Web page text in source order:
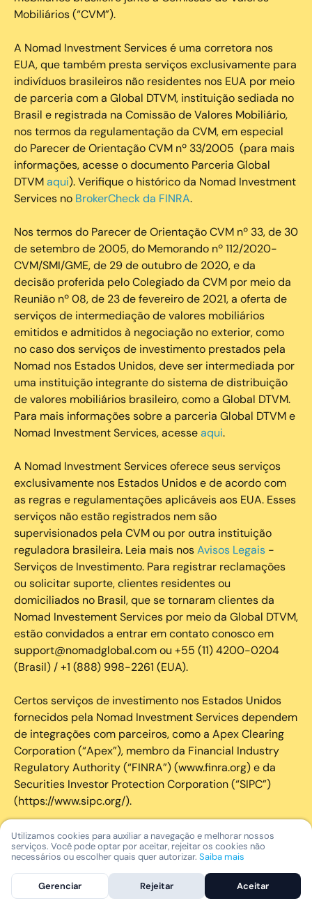
Mobiliários (“CVM”).
‍A Nomad Investment Services é uma corretora nos
EUA, que também presta serviços exclusivamente para
indivíduos brasileiros não residentes nos EUA por meio
de parceria com a Global DTVM, instituição sediada no
Brasil e registrada na Comissão de Valores Mobiliário,
nos termos da regulamentação da CVM, em especial
do Parecer de Orientação CVM nº 33/2005 (para mais
informações, acesse o documento Parceria Global
DTVMaqui). Verifique o histórico da Nomad Investment
Services no BrokerCheck da FINRA.
Nos termos do Parecer de Orientação CVM nº 33, de 30
de setembro de 2005, do Memorando nº 112/2020-
CVM/SMI/GME, de 29 de outubro de 2020, e da
decisão proferida pelo Colegiado da CVM por meio da
Reunião nº 08, de 23 de fevereiro de 2021, a oferta de
serviços de intermediação de valores mobiliários
emitidos e admitidos à negociação no exterior, como
no caso dos serviços de investimento prestados pela
Nomad nos Estados Unidos, deve ser intermediada por
uma instituição integrante do sistema de distribuição
de valores mobiliários brasileiro, como a Global DTVM.
Para mais informações sobre a parceria Global DTVM e
Nomad Investment Services, acesseaqui.
A Nomad Investment Services oferece seus serviços
exclusivamente nos Estados Unidos e de acordo com
as regras e regulamentações aplicáveis aos EUA. Esses
serviços não estão registrados nem são
supervisionados pela CVM ou por outra instituição
reguladora brasileira. Leia mais nosAvisos Legais -
Serviços de Investimento. Para registrar reclamações
ou solicitar suporte, clientes residentes ou
domiciliados no Brasil, que se tornaram clientes da
Nomad Investement Services por meio da Global DTVM,
estão convidados a entrar em contato conosco em
support@nomadglobal.com ou +55 (11) 4200-0204
(Brasil) / +1 (888) 998-2261 (EUA).
Certos serviços de investimento nos Estados Unidos
fornecidos pela Nomad Investment Services dependem
de integrações com parceiros, como a Apex Clearing
Corporation (“Apex”), membro da Financial Industry
Regulatory Authority (“FINRA”) (www.finra.org) e da
Securities Investor Protection Corporation (“SIPC”)
(https://www.sipc.org/).
A SIPC protege os valores mobiliários de clientes de
seus membros em até US$ 250.000,00 para
disponível mediante solicitação ou em www.sipc.org. O
SIPC não protege contra perdas de mercado e não
Utilizamos cookies para auxiliar a navegação e melhorar nossos
serviços. Você pode optar por aceitar, rejeitar os cookies não
necessários ou escolher quais quer autorizar. Saiba mais
Gerenciar Rejeitar Aceitar